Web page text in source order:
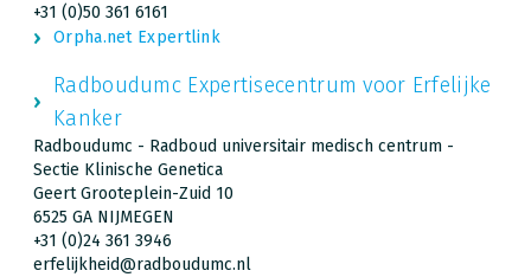
+31 (0)50 361 6161
Orpha.net Expertlink
Radboudumc Expertisecentrum voor Erfelijke
Kanker
Radboudumc - Radboud universitair medisch centrum -
Sectie Klinische Genetica
Geert Grooteplein-Zuid 10
6525 GA NIJMEGEN
+31 (0)24 361 3946
erfelijkheid@radboudumc.nl